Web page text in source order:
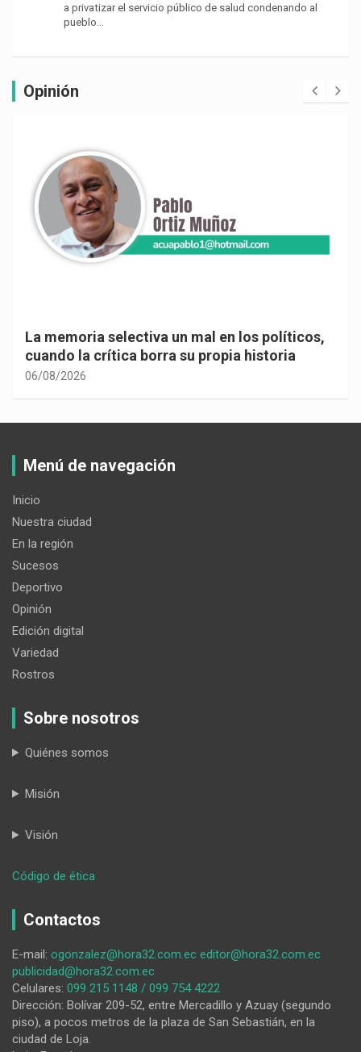
a privatizar el servicio público de salud condenando al
pueblo…
Opinión
La memoria selectiva un mal en los políticos,
cuando la crítica borra su propia historia
06/08/2026
Menú de navegación
Inicio
Nuestra ciudad
En la región
Sucesos
Deportivo
Opinión
Edición digital
Variedad
Rostros
Sobre nosotros
Quiénes somos
Misión
Visión
Código de ética
sin
Contactos
E-mail: ogonzalez@hora32.com.ec editor@hora32.com.ec
publicidad@hora32.com.ec
Celulares: 099 215 1148 / 099 754 4222
Dirección: Bolívar 209-52, entre Mercadillo y Azuay (segundo
piso), a pocos metros de la plaza de San Sebastián, en la
ciudad de Loja.